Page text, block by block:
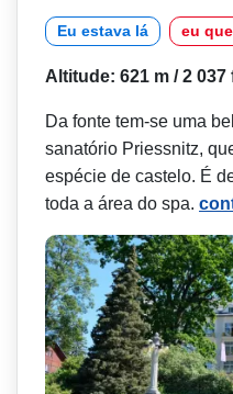
Eu estava lá eu
Altitude: 621 m / 2 037
Da fonte tem-se uma
sanatório Priessnitz,
espécie de castelo. É
toda a área do spa.